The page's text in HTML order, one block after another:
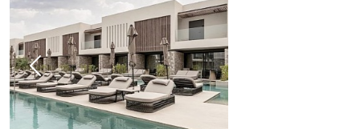
Previous